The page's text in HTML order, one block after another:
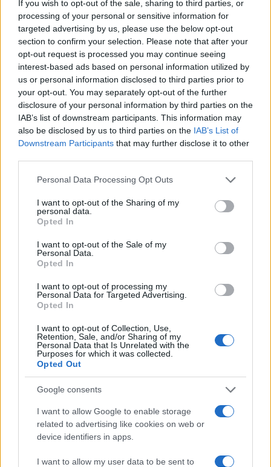
If you wish to opt-out of the sale, sharing to third parties, or
processing of your personal or sensitive information for
targeted advertising by us, please use the below opt-out
section to confirm your selection. Please note that after your
opt-out request is processed you may continue seeing
interest-based ads based on personal information utilized by
us or personal information disclosed to third parties prior to
your opt-out. You may separately opt-out of the further
disclosure of your personal information by third parties on the
IAB’s list of downstream participants. This information may
also be disclosed by us to third parties on the IAB’s List of
Downstream Participants that may further disclose it to other
Please note that this website/app uses one or more Google
not limited to your visit or usage behaviour. You may click to
grant or deny consent to Google and its third-party tags to
use your data for below specified purposes in below Google
consent section.
Personal Data Processing Opt Outs
I want to opt-out of the Sharing of my
personal data.
Opted In
I want to opt-out of the Sale of my
Personal Data.
Opted In
I want to opt-out of processing my
Personal Data for Targeted Advertising.
Opted In
I want to opt-out of Collection, Use,
Retention, Sale, and/or Sharing of my
Personal Data that Is Unrelated with the
Purposes for which it was collected.
Opted Out
Google consents
I want to allow Google to enable storage
related to advertising like cookies on web or
device identifiers in apps.
I want to allow my user data to be sent to
02.08.2026
Λάκης Χαλκιάς: Συντετριμμένη η σύζυγός του,
Αλέκα στο τελευταίο αντίο στο Α’ Νεκροταφείο
Αθηνών